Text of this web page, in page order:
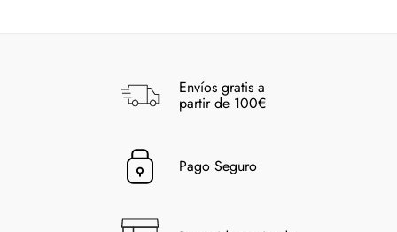
Envíos gratis a
partir de 100€
Pago Seguro